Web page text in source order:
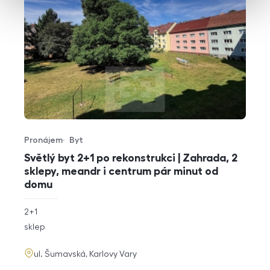
Světlý byt 2+1 po rekonstrukci | Zahrada, 2
sklepy, meandr i centrum pár minut od
domu
Typ nabídky
Pronájem
Typ nemovitosti
Byt
rozměry
2+1
funkce
sklep
adresa
ul. Šumavská, Karlovy Vary